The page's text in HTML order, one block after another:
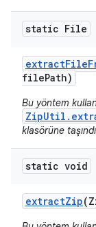
static File
extractFile
filePath)
Bu yöntem
klasörüne
static void
extractZip